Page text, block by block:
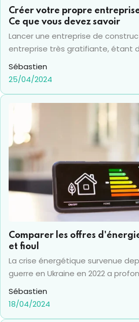
Créer votre propre
Ce que vous devez savoir
Lancer une entreprise de
entreprise très gratifiante, étant
constante pour de nouveaux
rénovations et des projets
Cependant, c'est aussi un
planification stratégique pour le
Voici ce que vous devez savoir
la fondation de votre entreprise
Sébastien
25/04/2024
Comparer les offres
et fioul
La crise énergétique survenue
guerre en Ukraine en 2022 a
notre perception du sujet. La
énergétique est en effet une
aussi bien pour les particuliers que
Sébastien
18/04/2024